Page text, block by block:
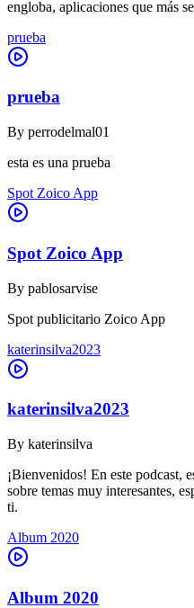
engloba, aplicaciones que más
prueba
prueba
By perrodelmal01
esta es una prueba
Spot Zoico App
Spot Zoico App
By pablosarvise
Spot publicitario Zoico App
katerinsilva2023
katerinsilva2023
By katerinsilva
¡Bienvenidos! En este podcast,
sobre temas muy interesantes,
ti.
Album 2020
Album 2020